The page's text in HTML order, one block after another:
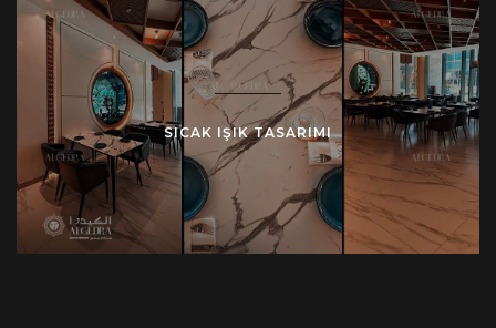
SICAK IŞIK TASARIMI